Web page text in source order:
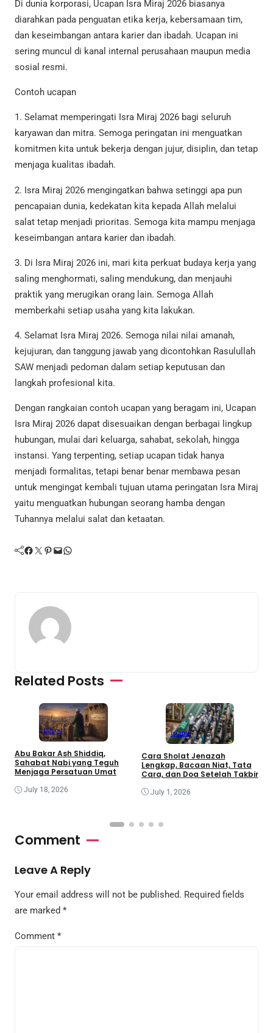
Di dunia korporasi, Ucapan Isra Miraj 2026 biasanya
diarahkan pada penguatan etika kerja, kebersamaan tim,
dan keseimbangan antara karier dan ibadah. Ucapan ini
sering muncul di kanal internal perusahaan maupun media
sosial resmi.
Contoh ucapan
1. Selamat memperingati Isra Miraj 2026 bagi seluruh
karyawan dan mitra. Semoga peringatan ini menguatkan
komitmen kita untuk bekerja dengan jujur, disiplin, dan tetap
menjaga kualitas ibadah.
2. Isra Miraj 2026 mengingatkan bahwa setinggi apa pun
pencapaian dunia, kedekatan kita kepada Allah melalui
salat tetap menjadi prioritas. Semoga kita mampu menjaga
keseimbangan antara karier dan ibadah.
3. Di Isra Miraj 2026 ini, mari kita perkuat budaya kerja yang
saling menghormati, saling mendukung, dan menjauhi
praktik yang merugikan orang lain. Semoga Allah
memberkahi setiap usaha yang kita lakukan.
4. Selamat Isra Miraj 2026. Semoga nilai nilai amanah,
kejujuran, dan tanggung jawab yang dicontohkan Rasulullah
SAW menjadi pedoman dalam setiap keputusan dan
langkah profesional kita.
Dengan rangkaian contoh ucapan yang beragam ini, Ucapan
Isra Miraj 2026 dapat disesuaikan dengan berbagai lingkup
hubungan, mulai dari keluarga, sahabat, sekolah, hingga
instansi. Yang terpenting, setiap ucapan tidak hanya
menjadi formalitas, tetapi benar benar membawa pesan
untuk mengingat kembali tujuan utama peringatan Isra Miraj
yaitu menguatkan hubungan seorang hamba dengan
Tuhannya melalui salat dan ketaatan.
Facebook Twitter Pinterest Mail WhatsApp
Related Posts
Islami
Abu Bakar Ash Shiddiq,
Sahabat Nabi yang Teguh
Menjaga Persatuan Umat
July 18, 2026
Islami
Cara Sholat Jenazah
Lengkap, Bacaan Niat, Tata
Cara, dan Doa Setelah Takbir
July 1, 2026
Comment
Leave A Reply
Your email address will not be published. Required fields
are marked *
Comment *